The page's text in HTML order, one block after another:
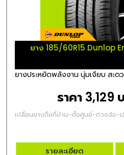
ยาง 185/60R15 Dunlop
ยางประหยัดพลังงาน นุ่มเงียบ สะด
ราคา 3,129
เปลี่ยนยางถึงที่บ้าน-ตั้งศูนย์-ถ่วงล้อ-เ
รายละเอียด